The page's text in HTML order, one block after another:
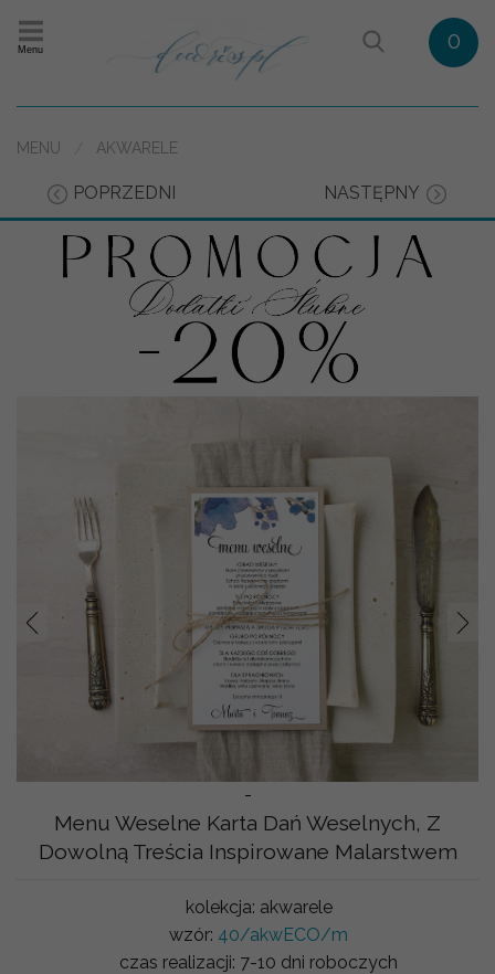
Menu 0
MENU AKWARELE
POPRZEDNI NASTĘPNY
-
Prev
Menu Weselne Karta Dań Weselnych, Z
Dowolną Treścia Inspirowane Malarstwem
kolekcja: akwarele
wzór: 40/akwECO/m
czas realizacji: 7-10 dni roboczych